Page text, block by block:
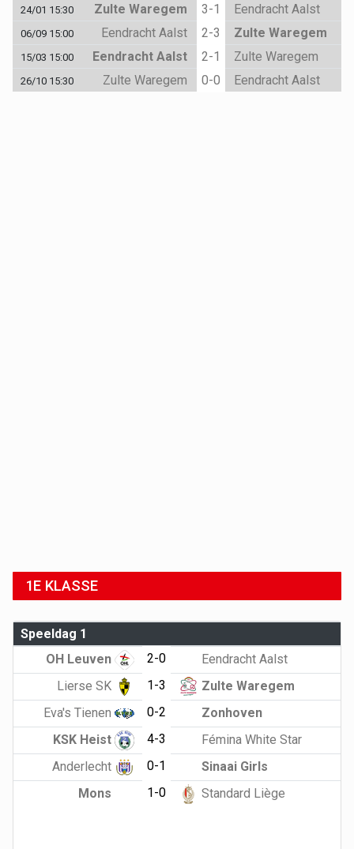
24/01 15:30 Zulte Waregem 3-1 Eendracht Aalst
06/09 15:00 Eendracht Aalst 2-3 Zulte Waregem
15/03 15:00 Eendracht Aalst 2-1 Zulte Waregem
26/10 15:30 Zulte Waregem 0-0 Eendracht Aalst
1E KLASSE
Speeldag 1
OH Leuven
2-0
Eendracht Aalst
Lierse SK
1-3
Zulte Waregem
Eva's Tienen
0-2
Zonhoven
KSK Heist
4-3
Fémina White Star
Anderlecht
0-1
Sinaai Girls
Mons
1-0 Standard Liège